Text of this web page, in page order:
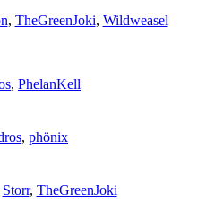
, TheGreenJoki, Wildweasel
, PhelanKell
, phönix
Storr, TheGreenJoki